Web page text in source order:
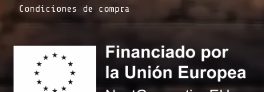
Condiciones de compra